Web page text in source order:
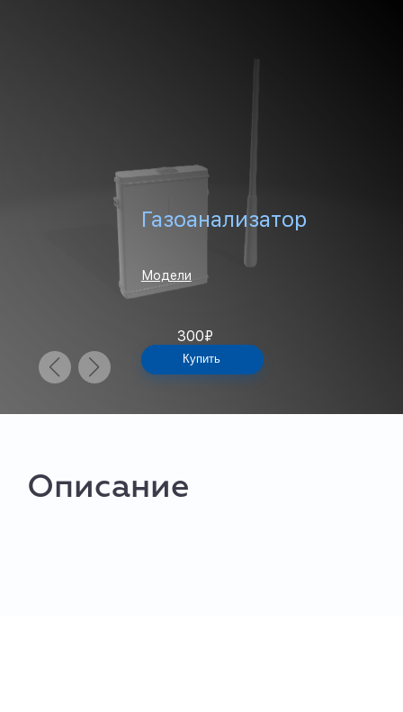
Газоанализатор
Модели
300₽
Купить
Описание